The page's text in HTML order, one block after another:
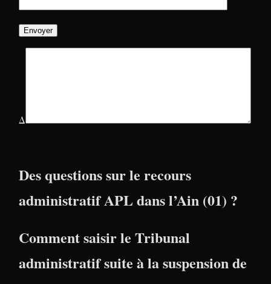
Δ
Des questions sur le recours
administratif APL dans l’Ain (01) ?
Comment saisir le Tribunal
administratif suite à la suspension de